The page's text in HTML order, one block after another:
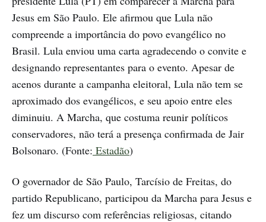
Jesus em São Paulo. Ele afirmou que Lula não
compreende a importância do povo evangélico no
Brasil. Lula enviou uma carta agradecendo o convite e
designando representantes para o evento. Apesar de
acenos durante a campanha eleitoral, Lula não tem se
aproximado dos evangélicos, e seu apoio entre eles
diminuiu. A Marcha, que costuma reunir políticos
conservadores, não terá a presença confirmada de Jair
Bolsonaro. (Fonte: Estadão)
O governador de São Paulo, Tarcísio de Freitas, do
partido Republicano, participou da Marcha para Jesus e
fez um discurso com referências religiosas, citando